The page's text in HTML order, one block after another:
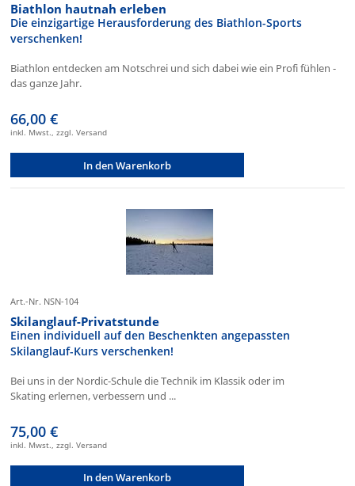
Biathlon hautnah erleben
Die einzigartige Herausforderung des Biathlon-Sports
verschenken!
Biathlon entdecken am Notschrei und sich dabei wie ein Profi fühlen -
das ganze Jahr.
66,00 €
inkl. Mwst., zzgl. Versand
In den Warenkorb
Art.-Nr. NSN-104
Skilanglauf-Privatstunde
Einen individuell auf den Beschenkten angepassten
Skilanglauf-Kurs verschenken!
Bei uns in der Nordic-Schule die Technik im Klassik oder im
Skating erlernen, verbessern und ...
75,00 €
inkl. Mwst., zzgl. Versand
In den Warenkorb